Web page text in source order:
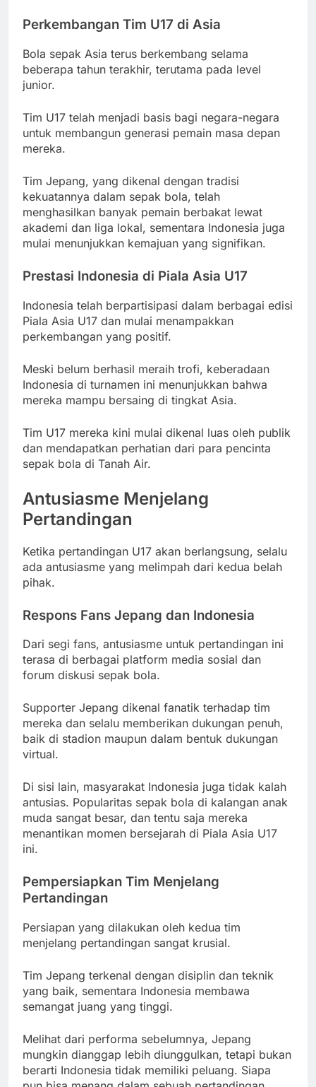
Perkembangan Tim U17 di Asia
Bola sepak Asia terus berkembang selama
beberapa tahun terakhir, terutama pada level
junior.
Tim U17 telah menjadi basis bagi negara-negara
untuk membangun generasi pemain masa depan
mereka.
Tim Jepang, yang dikenal dengan tradisi
kekuatannya dalam sepak bola, telah
menghasilkan banyak pemain berbakat lewat
akademi dan liga lokal, sementara Indonesia juga
mulai menunjukkan kemajuan yang signifikan.
Prestasi Indonesia di Piala Asia U17
Indonesia telah berpartisipasi dalam berbagai edisi
Piala Asia U17 dan mulai menampakkan
perkembangan yang positif.
Meski belum berhasil meraih trofi, keberadaan
Indonesia di turnamen ini menunjukkan bahwa
mereka mampu bersaing di tingkat Asia.
Tim U17 mereka kini mulai dikenal luas oleh publik
dan mendapatkan perhatian dari para pencinta
sepak bola di Tanah Air.
Antusiasme Menjelang
Pertandingan
Ketika pertandingan U17 akan berlangsung, selalu
ada antusiasme yang melimpah dari kedua belah
pihak.
Respons Fans Jepang dan Indonesia
Dari segi fans, antusiasme untuk pertandingan ini
terasa di berbagai platform media sosial dan
forum diskusi sepak bola.
Supporter Jepang dikenal fanatik terhadap tim
mereka dan selalu memberikan dukungan penuh,
baik di stadion maupun dalam bentuk dukungan
virtual.
Di sisi lain, masyarakat Indonesia juga tidak kalah
antusias. Popularitas sepak bola di kalangan anak
muda sangat besar, dan tentu saja mereka
menantikan momen bersejarah di Piala Asia U17
ini.
Pempersiapkan Tim Menjelang
Pertandingan
Persiapan yang dilakukan oleh kedua tim
menjelang pertandingan sangat krusial.
Tim Jepang terkenal dengan disiplin dan teknik
yang baik, sementara Indonesia membawa
semangat juang yang tinggi.
Melihat dari performa sebelumnya, Jepang
mungkin dianggap lebih diunggulkan, tetapi bukan
berarti Indonesia tidak memiliki peluang. Siapa